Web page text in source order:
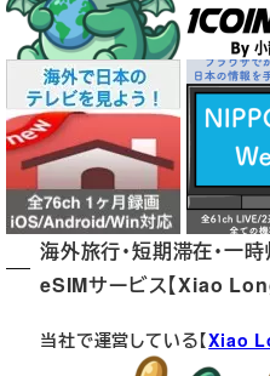
海外旅行・短期滞在・一
eSIMサービス【Xiao
当社で運営している【Xiao